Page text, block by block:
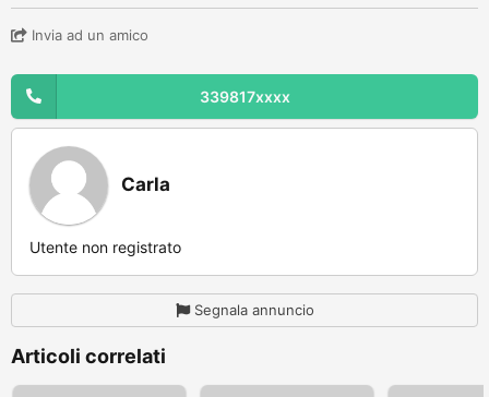
Invia ad un amico
339817xxxx
Carla
Utente non registrato
Segnala annuncio
Articoli correlati